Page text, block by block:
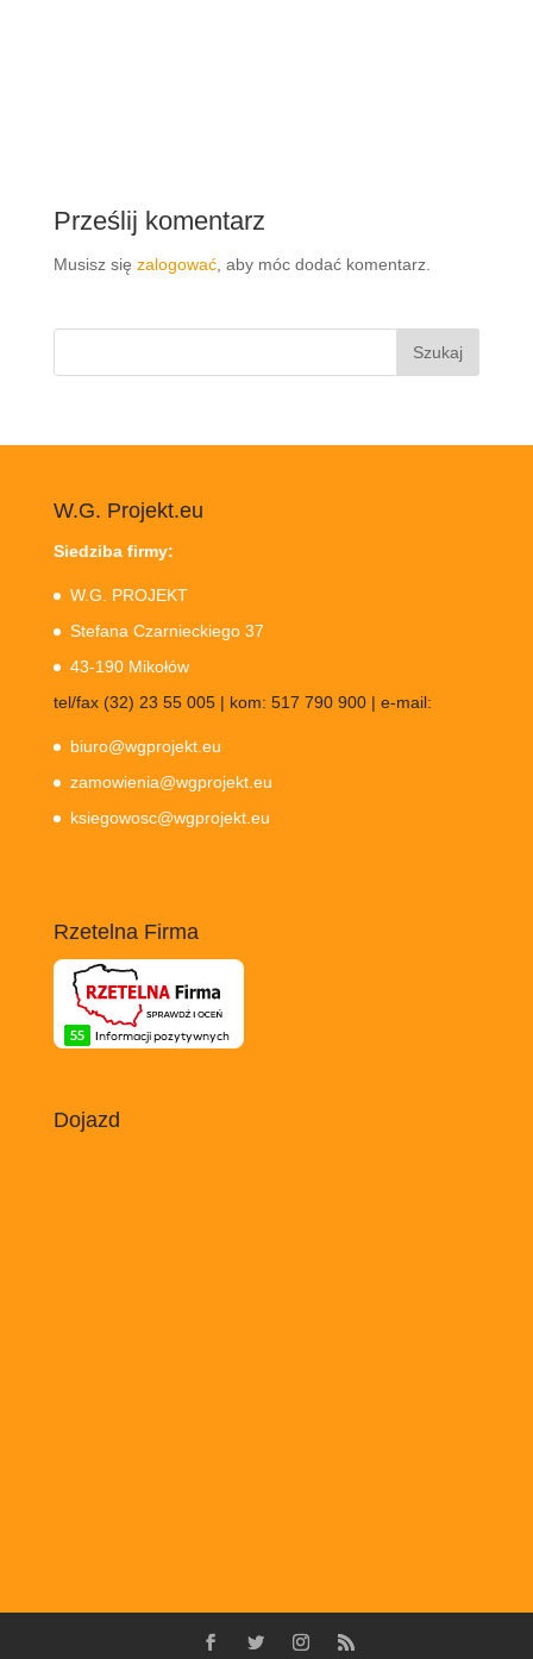
Prześlij komentarz
Musisz się zalogować, aby móc dodać komentarz.
Szukaj:
W.G. Projekt.eu
Siedziba firmy:
W.G. PROJEKT
Stefana Czarnieckiego 37
43-190 Mikołów
tel/fax (32) 23 55 005 | kom: 517 790 900 | e-mail:
biuro@wgprojekt.eu
zamowienia@wgprojekt.eu
ksiegowosc@wgprojekt.eu
Rzetelna Firma
Dojazd